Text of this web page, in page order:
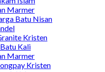
Jasa Pembuatan Prasasti
Prasasti Nisan.
prasasti nisan yang
dengan kwalitas terbaik
prasasti nisan kami
prassati yang berguna
Jadi untuk yang ingin…